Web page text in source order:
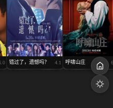
错过了，遗憾吗？ 4.1 呼啸山庄